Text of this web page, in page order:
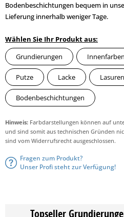
Bodenbeschichtungen bequem in
Lieferung innerhalb weniger Tage.
Wählen Sie Ihr Produkt aus:
Grundierungen
Innenfarben
Putze Lacke Lasuren
Bodenbeschichtungen
Hinweis: Farbdarstellungen können auf
und sind somit aus technischen Gründen
sind vom Widerrufsrecht ausgeschlossen.
Fragen zum Produkt?
Unser Profi steht zur Verfügung!
Topseller